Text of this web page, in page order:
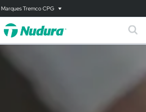
Marques Tremco CPG